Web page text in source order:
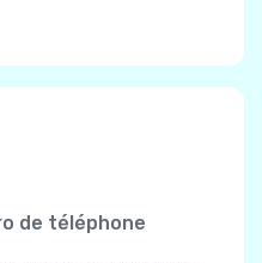
de téléphone